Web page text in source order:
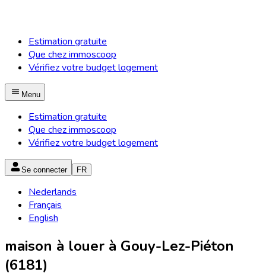
Estimation gratuite
Que chez immoscoop
Vérifiez votre budget logement
Menu
Estimation gratuite
Que chez immoscoop
Vérifiez votre budget logement
Se connecter FR
Nederlands
Français
English
maison à louer à Gouy-Lez-Piéton
(6181)